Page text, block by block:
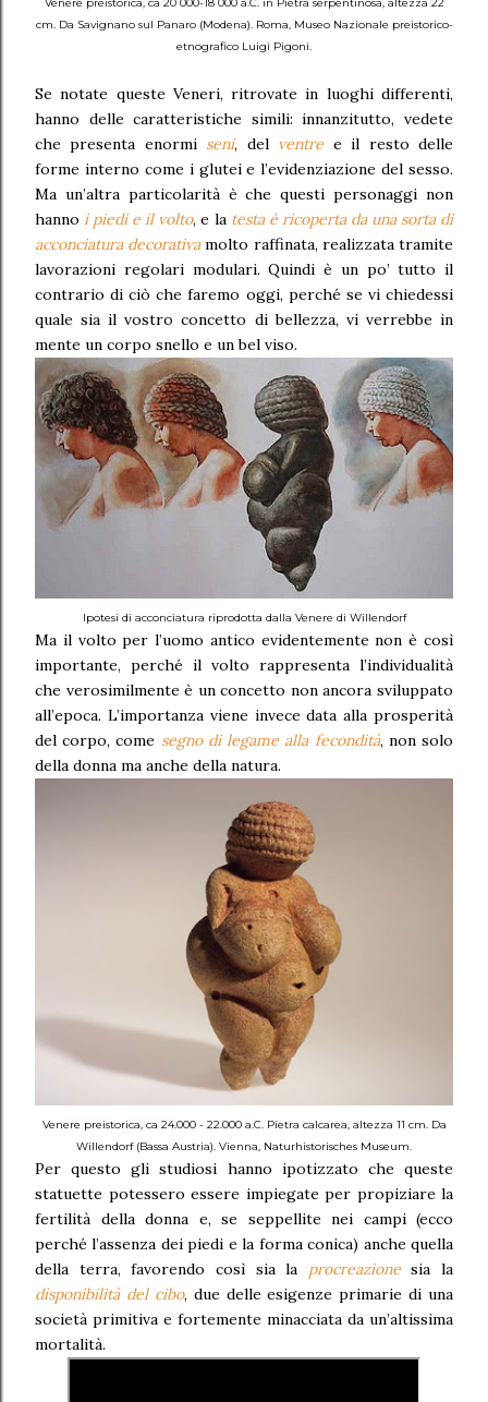
cm. Da Savignano sul Panaro (Modena). Roma, Museo Nazionale preistorico-
etnografico Luigi Pigoni.
Se notate queste Veneri, ritrovate in luoghi differenti,
hanno delle caratteristiche simili: innanzitutto, vedete
che presenta enormi seni, delventre e il resto delle
forme interno come i glutei e l’evidenziazione del sesso.
Ma un’altra particolarità è che questi personaggi non
hanno i piedi e il volto, e la testa è ricoperta da una sorta di
acconciatura decorativamolto raffinata, realizzata tramite
lavorazioni regolari modulari. Quindi è un po’ tutto il
contrario di ciò che faremo oggi, perché se vi chiedessi
quale sia il vostro concetto di bellezza, vi verrebbe in
mente un corpo snello e un bel viso.
Ipotesi di acconciatura riprodotta dalla Venere di Willendorf
Ma il volto per l’uomo antico evidentemente non è così
importante, perché il volto rappresenta l’individualità
che verosimilmente è un concetto non ancora sviluppato
all’epoca. L’importanza viene invece data alla prosperità
del corpo, come segno di legame alla fecondità, non solo
della donna ma anche della natura.
Venere preistorica, ca 24.000 - 22.000 a.C. Pietra calcarea, altezza 11 cm. Da
Willendorf (Bassa Austria). Vienna, Naturhistorisches Museum.
Per questo gli studiosi hanno ipotizzato che queste
statuette potessero essere impiegate per propiziare la
fertilità della donna e, se seppellite nei campi (ecco
perché l’assenza dei piedi e la forma conica) anche quella
della terra, favorendo così sia la procreazionesia la
disponibilità del cibo, due delle esigenze primarie di una
società primitiva e fortemente minacciata da un’altissima
mortalità.